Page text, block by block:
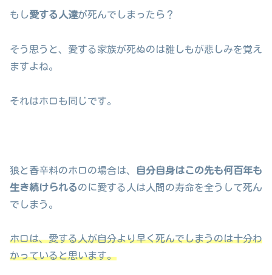
もし愛する人達が死んでしまったら？
そう思うと、愛する家族が死ぬのは誰しもが悲しみを覚え
ますよね。
それはホロも同じです。
狼と香辛料のホロの場合は、
自分自身はこの先も何百年も
生き続けられるのに愛する人は人間の寿命を全うして死ん
でしまう。
ホロは、愛する人が自分より早く死んでしまうのは十分わ
かっていると思います。